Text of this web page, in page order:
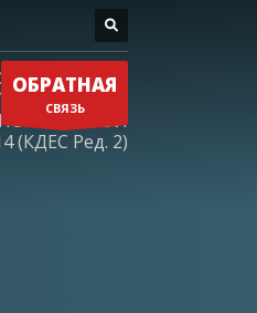
ОБРАТНАЯ
СВЯЗЬ
2026
(КДЕС Ред. 2)